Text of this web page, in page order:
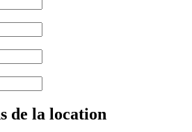
de la location